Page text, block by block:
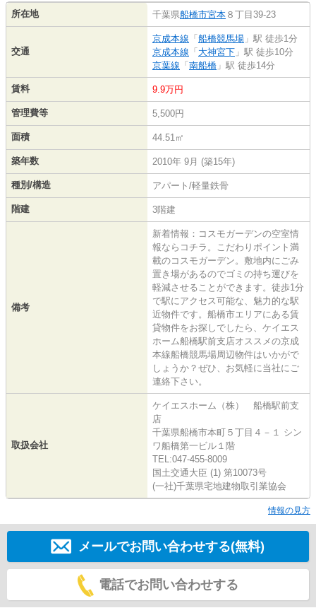
所在地 千葉県船橋市宮本 ８丁目39-23
交通
京成本線 「 船橋競馬場 」駅 徒歩1分
京成本線 「 大神宮下 」駅 徒歩10分
京葉線 「 南船橋 」駅 徒歩14分
賃料 9.9万円
管理費等 5,500円
面積 44.51㎡
築年数 2010年 9月 (築15年)
種別/構造 アパート/軽量鉄骨
階建 3階建
備考
新着情報：コスモガーデンの空室情
報ならコチラ。こだわりポイント満
載のコスモガーデン。敷地内にごみ
置き場があるのでゴミの持ち運びを
軽減させることができます。徒歩1分
で駅にアクセス可能な、魅力的な駅
近物件です。船橋市エリアにある賃
貸物件をお探しでしたら、ケイエス
ホーム船橋駅前支店オススメの京成
本線船橋競馬場周辺物件はいかがで
しょうか？ぜひ、お気軽に当社にご
連絡下さい。
取扱会社
ケイエスホーム（株） 船橋駅前支
店
千葉県船橋市本町５丁目４－１ シン
ワ船橋第一ビル１階
TEL:047-455-8009
国土交通大臣 (1) 第10073号
(一社)千葉県宅地建物取引業協会
情報の見方
メールでお問い合わせする(無料)
電話でお問い合わせする